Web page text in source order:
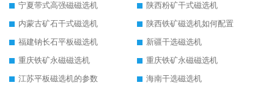
宁夏带式高强磁磁选机
陕西粉矿干式磁选机
内蒙古矿石干式磁选机
陕西铁矿磁选机如何配置
福建钠长石平板磁选机
新疆干选磁选机
重庆铁矿永磁磁选机
重庆铁矿永磁磁选机
江苏平板磁选机的参数
海南干选磁选机